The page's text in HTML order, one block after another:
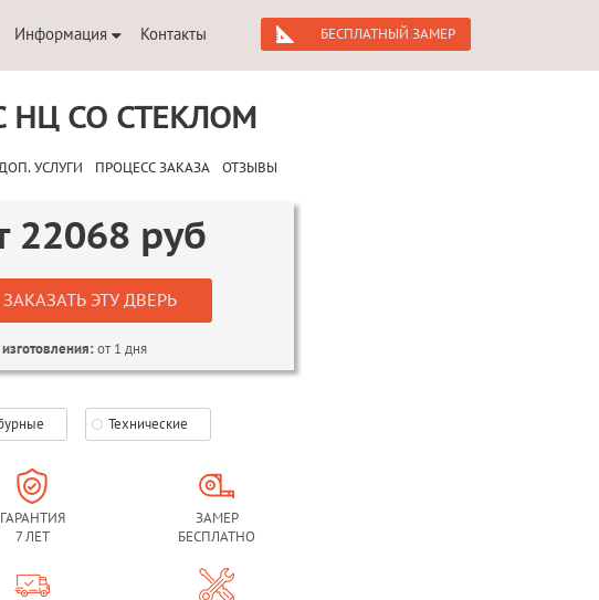
Информация Контакты БЕСПЛАТНЫЙ ЗАМЕР
НЦ СО СТЕКЛОМ
УСЛУГИ ПРОЦЕСС ЗАКАЗА ОТЗЫВЫ
22068 руб
ЗАКАЗАТЬ ЭТУ ДВЕРЬ
от 1 дня
Технические
ГАРАНТИЯ
7 ЛЕТ
ЗАМЕР
БЕСПЛАТНО